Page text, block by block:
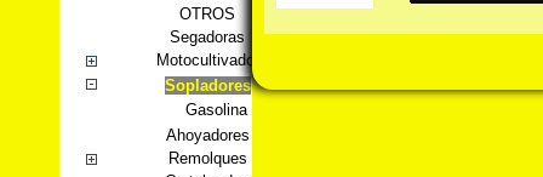
OTROS
Segadoras
Motocultivador
Sopladores
Gasolina
Ahoyadores
Remolques